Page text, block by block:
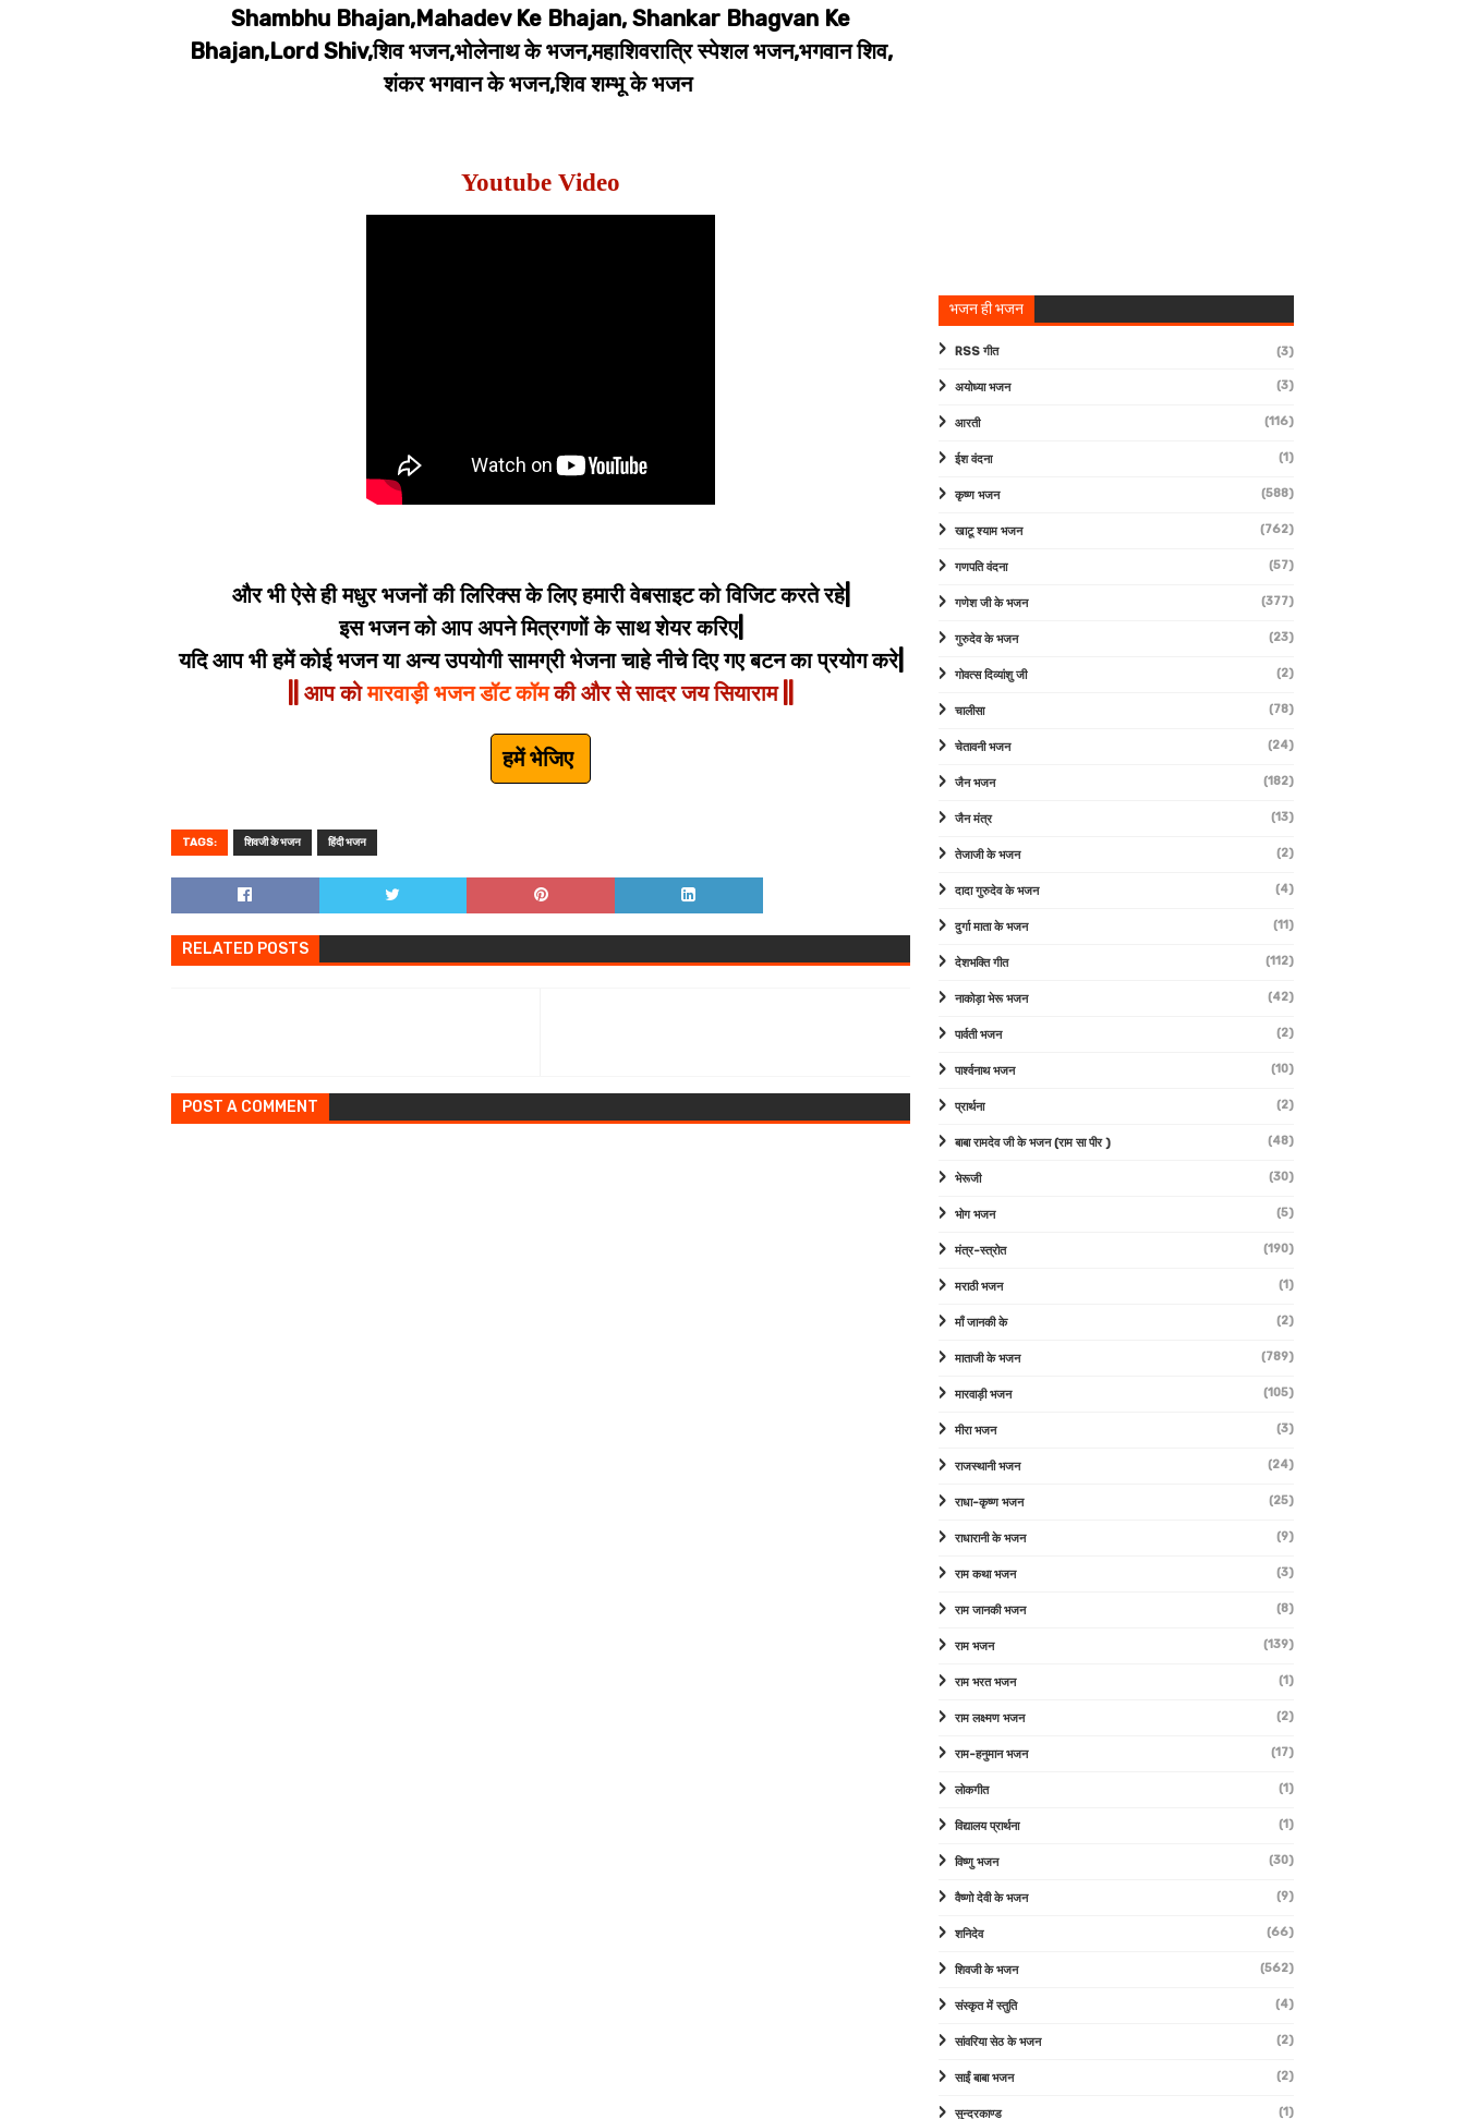
Shambhu Bhajan,Mahadev Ke Bhajan, Shankar Bhagvan Ke
Bhajan,Lord Shiv,शिव भजन,भोलेनाथ के भजन,महाशिवरात्रि स्पेशल भजन,भगवान शिव,
शंकर भगवान के भजन,शिव शम्भू के भजन
Youtube Video
और भी ऐसे ही मधुर भजनों की लिरिक्स के लिए हमारी वेबसाइट को विजिट करते रहे|
इस भजन को आप अपने मित्रगणों के साथ शेयर करिए|
यदि आप भी हमें कोई भजन या अन्य उपयोगी सामग्री भेजना चाहे नीचे दिए गए बटन का प्रयोग करे|
|| आप कोमारवाड़ी भजन डॉट कॉमकी और से सादर जय सियाराम ||
हमें भेजिए
TAGS: शिवजी के भजन हिंदी भजन
RELATED POSTS
POST A COMMENT
भजन ही भजन
RSS गीत (3)
अयोध्या भजन (3)
आरती (116)
ईश वंदना (1)
कृष्ण भजन (588)
खाटू श्याम भजन (762)
गणपति वंदना (57)
गणेश जी के भजन (377)
गुरुदेव के भजन (23)
गोवत्स दिव्यांशु जी (2)
चालीसा (78)
चेतावनी भजन (24)
जैन भजन (182)
जैन मंत्र (13)
तेजाजी के भजन (2)
दादा गुरुदेव के भजन (4)
दुर्गा माता के भजन (11)
देशभक्ति गीत (112)
नाकोड़ा भेरू भजन (42)
पार्वती भजन (2)
पार्श्वनाथ भजन (10)
प्रार्थना (2)
बाबा रामदेव जी के भजन (राम सा पीर ) (48)
भेरूजी (30)
भोग भजन (5)
मंत्र-स्त्रोत (190)
मराठी भजन (1)
माँ जानकी के (2)
माताजी के भजन (789)
मारवाड़ी भजन (105)
मीरा भजन (3)
राजस्थानी भजन (24)
राधा-कृष्ण भजन (25)
राधारानी के भजन (9)
राम कथा भजन (3)
राम जानकी भजन (8)
राम भजन (139)
राम भरत भजन (1)
राम लक्ष्मण भजन (2)
राम-हनुमान भजन (17)
लोकगीत (1)
विद्यालय प्रार्थना (1)
विष्णु भजन (30)
वैष्णो देवी के भजन (9)
शनिदेव (66)
शिवजी के भजन (562)
संस्कृत में स्तुति (4)
सांवरिया सेठ के भजन (2)
साईं बाबा भजन (2)
सुन्दरकाण्ड (1)